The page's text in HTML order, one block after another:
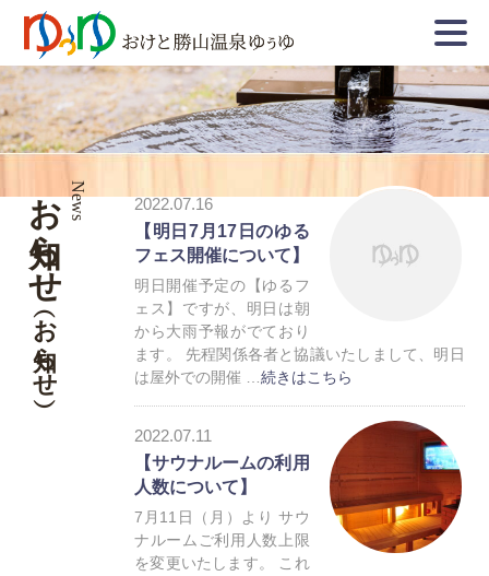
News
お知らせ
（お知らせ）
トレーラーハウス
2022.07.16
【明日7月17日のゆる
フェス開催について】
明日開催予定の【ゆるフ
ェス】ですが、明日は朝
から大雨予報がでており
ます。 先程関係各者と協議いたしまして、明日
は屋外での開催 …続きはこちら
2022.07.11
【サウナルームの利用
人数について】
7月11日（月）より サウ
ナルームご利用人数上限
を変更いたします。 これ